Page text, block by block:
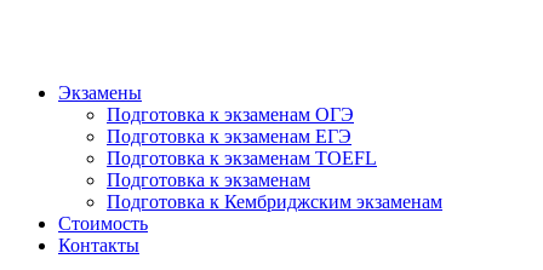
Экзамены
Подготовка к экзаменам ОГЭ
Подготовка к экзаменам ЕГЭ
Подготовка к экзаменам TOEFL
Подготовка к экзаменам
Подготовка к Кембриджским экзаменам
Стоимость
Контакты